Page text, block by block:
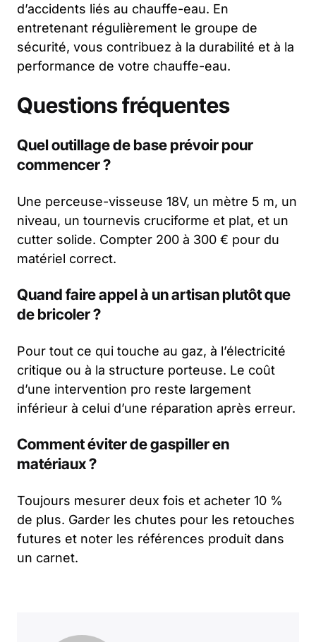
d’accidents liés au chauffe-eau. En
entretenant régulièrement le groupe de
sécurité, vous contribuez à la durabilité et à la
performance de votre chauffe-eau.
Questions fréquentes
Quel outillage de base prévoir pour
commencer ?
Une perceuse-visseuse 18V, un mètre 5 m, un
niveau, un tournevis cruciforme et plat, et un
cutter solide. Compter 200 à 300 € pour du
matériel correct.
Quand faire appel à un artisan plutôt que
de bricoler ?
Pour tout ce qui touche au gaz, à l’électricité
critique ou à la structure porteuse. Le coût
d’une intervention pro reste largement
inférieur à celui d’une réparation après erreur.
Comment éviter de gaspiller en
matériaux ?
Toujours mesurer deux fois et acheter 10 %
de plus. Garder les chutes pour les retouches
futures et noter les références produit dans
un carnet.